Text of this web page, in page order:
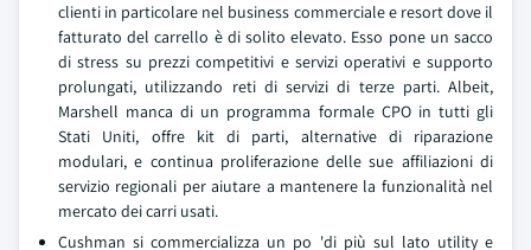
clienti in particolare nel business commerciale e resort dove il
fatturato del carrello è di solito elevato. Esso pone un sacco
di stress su prezzi competitivi e servizi operativi e supporto
prolungati, utilizzando reti di servizi di terze parti. Albeit,
Marshell manca di un programma formale CPO in tutti gli
Stati Uniti, offre kit di parti, alternative di riparazione
modulari, e continua proliferazione delle sue affiliazioni di
servizio regionali per aiutare a mantenere la funzionalità nel
mercato dei carri usati.
Cushman si commercializza un po 'di più sul lato utility e